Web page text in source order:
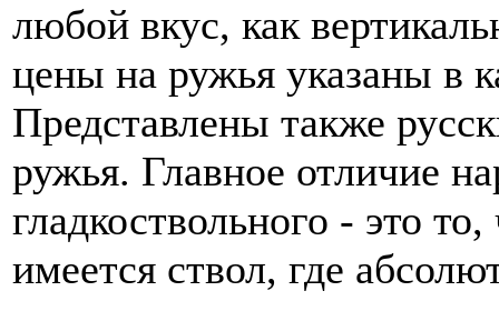
любой вкус, как
цены на ружья указаны в
Представлены также
ружья. Главное отличие
гладкоствольного - это
имеется ствол, где